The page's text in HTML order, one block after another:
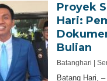
Proyek
Hari:
Bulian
Batanghari |
Batang Hari,